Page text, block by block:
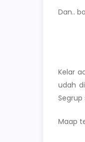
Dan..
Kelar
udah
Maap